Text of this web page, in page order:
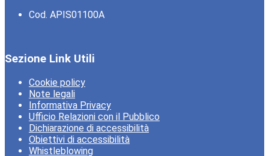
Cod. APIS01100A
Sezione Link Utili
Cookie policy
Note legali
Informativa Privacy
Ufficio Relazioni con il Pubblico
Dichiarazione di accessibilità
Obiettivi di accessibilità
Whistleblowing